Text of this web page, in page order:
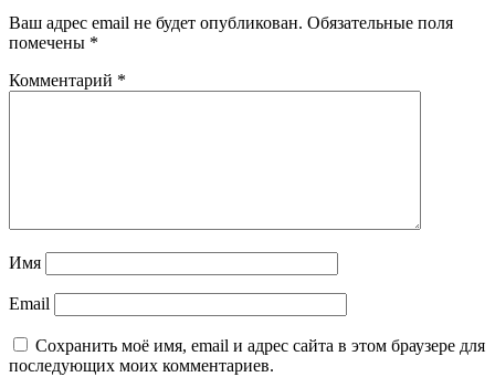
Ваш адрес email не будет опубликован. Обязательные поля
помечены *
Комментарий *
Имя
Email
Сохранить моё имя, email и адрес сайта в этом браузере для
последующих моих комментариев.